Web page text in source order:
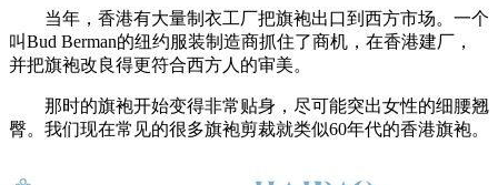
当年，香港有大量制衣工厂把旗袍出口到西方市场。一个
叫Bud Berman的纽约服装制造商抓住了商机，在香港建厂，
并把旗袍改良得更符合西方人的审美。
那时的旗袍开始变得非常贴身，尽可能突出女性的细腰翘
臀。我们现在常见的很多旗袍剪裁就类似60年代的香港旗袍。